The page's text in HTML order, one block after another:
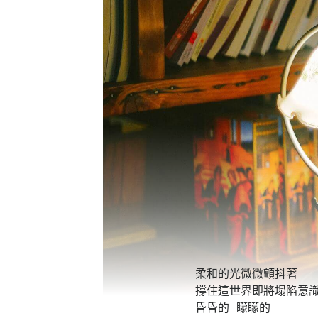
柔和的光微微顫抖著
撐住這世界即將塌陷意
昏昏的 矇矇的